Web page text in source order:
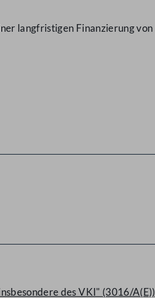
langfristigen Finanzierung von
des VKI" (3016/A(E))